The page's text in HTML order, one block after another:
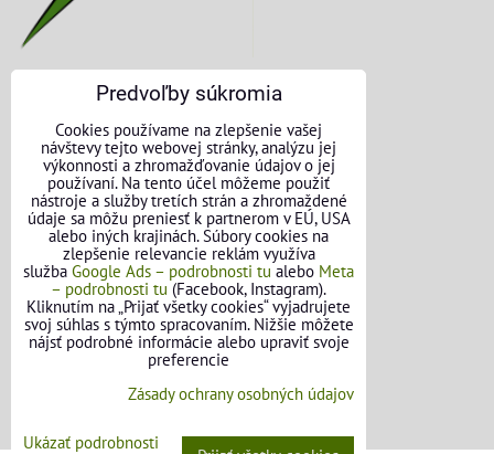
KONTAKTNÉ ÚDAJE
O nás
Kontakt
Požičovňa náradia
Názory našich zákazníkov
Mapa stránok
SLEDUJTE NÁS
Facebook
Predvoľby súkromia
Cookies používame na zlepšenie vašej
návštevy tejto webovej stránky, analýzu jej
výkonnosti a zhromažďovanie údajov o jej
používaní. Na tento účel môžeme použiť
nástroje a služby tretích strán a zhromaždené
údaje sa môžu preniesť k partnerom v EÚ, USA
alebo iných krajinách. Súbory cookies na
zlepšenie relevancie reklám využíva
služba Google Ads – podrobnosti tu alebo Meta
– podrobnosti tu (Facebook, Instagram).
Kliknutím na „Prijať všetky cookies“ vyjadrujete
svoj súhlas s týmto spracovaním. Nižšie môžete
nájsť podrobné informácie alebo upraviť svoje
preferencie
Zásady ochrany osobných údajov
Ukázať podrobnosti